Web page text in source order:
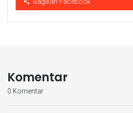
Bagikan Facebook
Komentar
0 Komentar